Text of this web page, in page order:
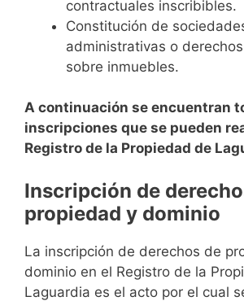
contractuales inscribibles.
Constitución de
administrativas o
sobre inmuebles.
A continuación se encuentran
inscripciones que se pueden
Registro de la Propiedad de
Inscripción de
propiedad y dominio
La inscripción de derechos de
dominio en el Registro de la
Laguardia es el acto por el cual